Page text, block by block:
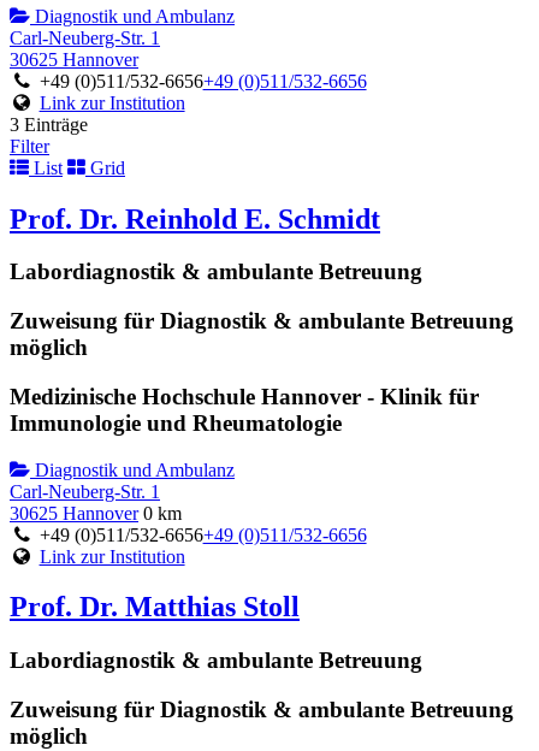
Diagnostik und Ambulanz
Carl-Neuberg-Str. 1
30625 Hannover
+49 (0)511/532-6656+49 (0)511/532-6656
Link zur Institution
3 Einträge
Filter
List
Grid
Prof. Dr. Reinhold E. Schmidt
Labordiagnostik & ambulante Betreuung
Zuweisung für Diagnostik & ambulante Betreuung
möglich
Medizinische Hochschule Hannover - Klinik für
Immunologie und Rheumatologie
Diagnostik und Ambulanz
Carl-Neuberg-Str. 1
30625 Hannover 0 km
+49 (0)511/532-6656+49 (0)511/532-6656
Link zur Institution
Prof. Dr. Matthias Stoll
Labordiagnostik & ambulante Betreuung
Zuweisung für Diagnostik & ambulante Betreuung
möglich